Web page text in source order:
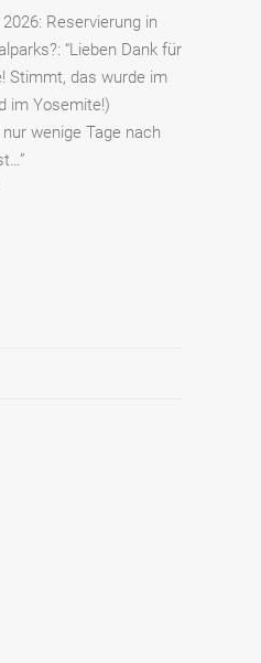
2026: Reservierung in
: “Lieben Dank für
Stimmt, das wurde im
im Yosemite!)
wenige Tage nach
”